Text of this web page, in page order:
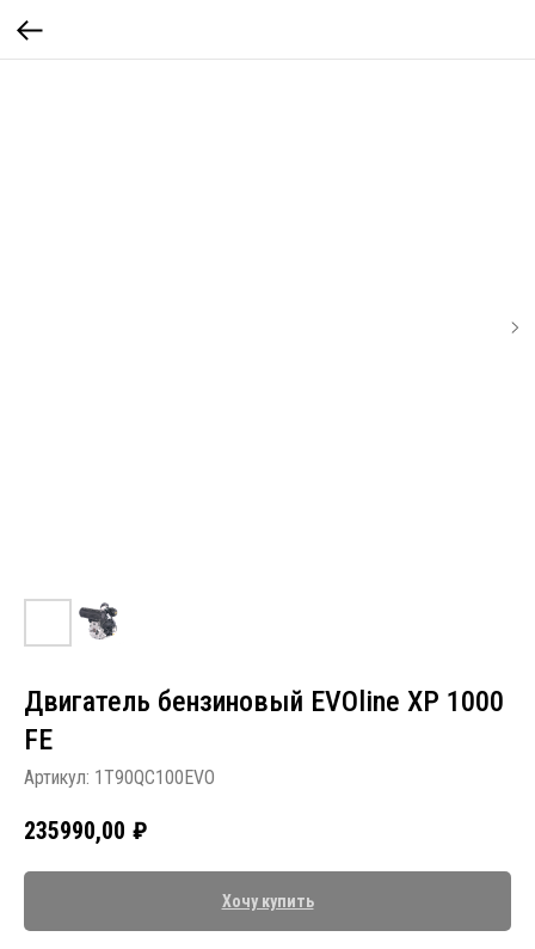
Двигатель бензиновый EVOline XP 1000
FE
Артикул: 1T90QC100EVO
235990,00 ₽
Хочу купить